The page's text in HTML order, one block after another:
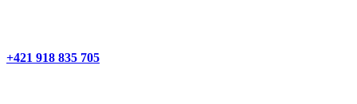
+421 918 835 705